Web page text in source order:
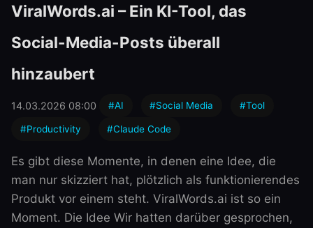
ViralWords.ai – Ein KI-Tool, das
Social-Media-Posts überall
hinzaubert
14.03.2026 08:00 #AI #Social Media #Tool
#Productivity #Claude Code
Es gibt diese Momente, in denen eine Idee, die
man nur skizziert hat, plötzlich als funktionierendes
Produkt vor einem steht. ViralWords.ai ist so ein
Moment. Die Idee Wir hatten darüber gesprochen,